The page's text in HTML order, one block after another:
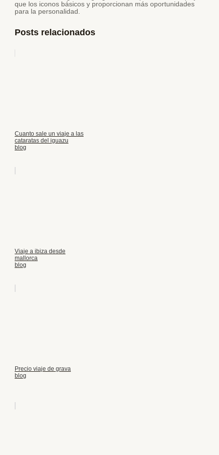
que los iconos básicos y proporcionan más oportunidades
para la personalidad.
Posts relacionados
Cuanto sale un viaje a las
cataratas del iguazu
blog
Viaje a ibiza desde
mallorca
blog
Precio viaje de grava
blog